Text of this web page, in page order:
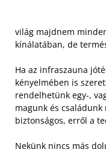
világ majdnem
kínálatában, de
Ha az infraszauna
kényelmében is
rendelhetünk egy-,
magunk és
biztonságos, erről a
Nekünk nincs más